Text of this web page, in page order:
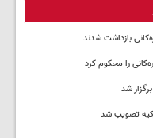
بازداشت شدند
را محکوم کرد
شد